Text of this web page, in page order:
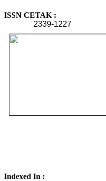
ISSN CETAK :
2339-1227
Indexed In :